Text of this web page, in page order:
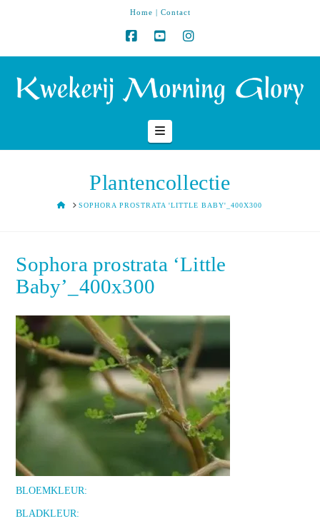
Home | Contact
Navigation
Plantencollectie
HOMESOPHORA PROSTRATA 'LITTLE BABY'_400X300
Sophora prostrata ‘Little
Baby’_400x300
BLOEMKLEUR:
BLADKLEUR: